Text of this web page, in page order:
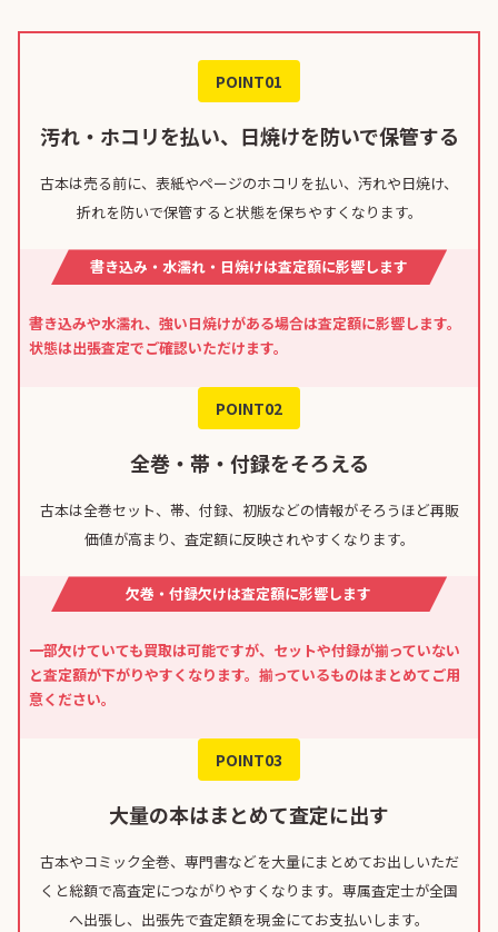
POINT01
汚れ・ホコリを払い、日焼けを防いで保管する
古本は売る前に、表紙やページのホコリを払い、汚れや日焼け、
折れを防いで保管すると状態を保ちやすくなります。
書き込み・水濡れ・日焼けは査定額に影響します
書き込みや水濡れ、強い日焼けがある場合は査定額に影響します。
状態は出張査定でご確認いただけます。
POINT02
全巻・帯・付録をそろえる
古本は全巻セット、帯、付録、初版などの情報がそろうほど再販
価値が高まり、査定額に反映されやすくなります。
欠巻・付録欠けは査定額に影響します
一部欠けていても買取は可能ですが、セットや付録が揃っていない
と査定額が下がりやすくなります。揃っているものはまとめてご用
意ください。
POINT03
大量の本はまとめて査定に出す
古本やコミック全巻、専門書などを大量にまとめてお出しいただ
くと総額で高査定につながりやすくなります。専属査定士が全国
へ出張し、出張先で査定額を現金にてお支払いします。